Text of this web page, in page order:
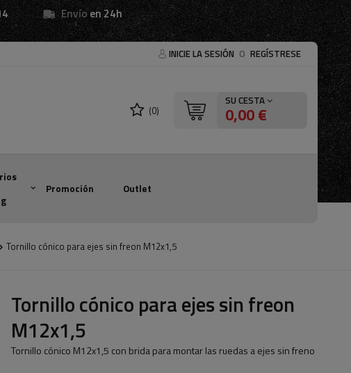
Envíoen 24h
INICIE LA SESIÓN O REGÍSTRESE
(0)
SU CESTA
0,00 €
Promoción Outlet
Tornillo cónico para ejes sin freon M12x1,5
Tornillo cónico para ejes sin freon
M12x1,5
Tornillo cónico M12x1,5 con brida para montar las ruedas a ejes sin freno